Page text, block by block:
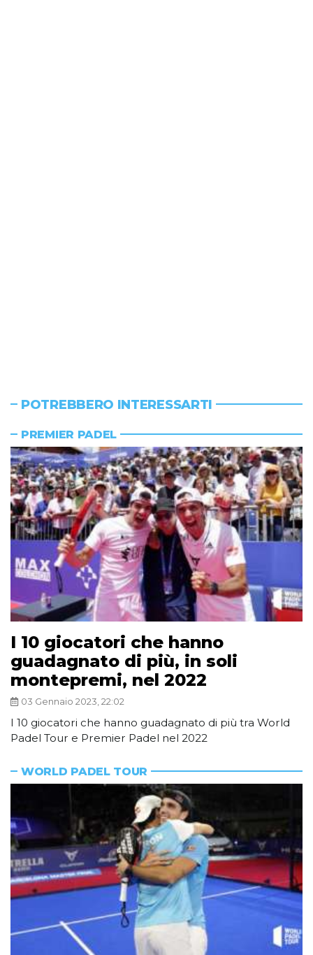
POTREBBERO INTERESSARTI
PREMIER PADEL
I 10 giocatori che hanno
guadagnato di più, in soli
montepremi, nel 2022
03 Gennaio 2023, 22:02
I 10 giocatori che hanno guadagnato di più tra World
Padel Tour e Premier Padel nel 2022
WORLD PADEL TOUR